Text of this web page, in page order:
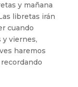
y mañana
libretas irán
cuando
y viernes,
haremos